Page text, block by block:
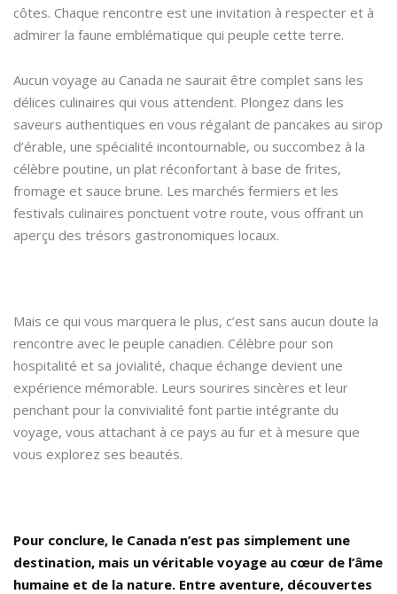
côtes. Chaque rencontre est une invitation à respecter et à
admirer la faune emblématique qui peuple cette terre.
Aucun voyage au Canada ne saurait être complet sans les
délices culinaires qui vous attendent. Plongez dans les
saveurs authentiques en vous régalant de pancakes au sirop
d’érable, une spécialité incontournable, ou succombez à la
célèbre poutine, un plat réconfortant à base de frites,
fromage et sauce brune. Les marchés fermiers et les
festivals culinaires ponctuent votre route, vous offrant un
aperçu des trésors gastronomiques locaux.
Mais ce qui vous marquera le plus, c’est sans aucun doute la
rencontre avec le peuple canadien. Célèbre pour son
hospitalité et sa jovialité, chaque échange devient une
expérience mémorable. Leurs sourires sincères et leur
penchant pour la convivialité font partie intégrante du
voyage, vous attachant à ce pays au fur et à mesure que
vous explorez ses beautés.
Pour conclure, le Canada n’est pas simplement une
destination, mais un véritable voyage au cœur de l’âme
humaine et de la nature. Entre aventure, découvertes